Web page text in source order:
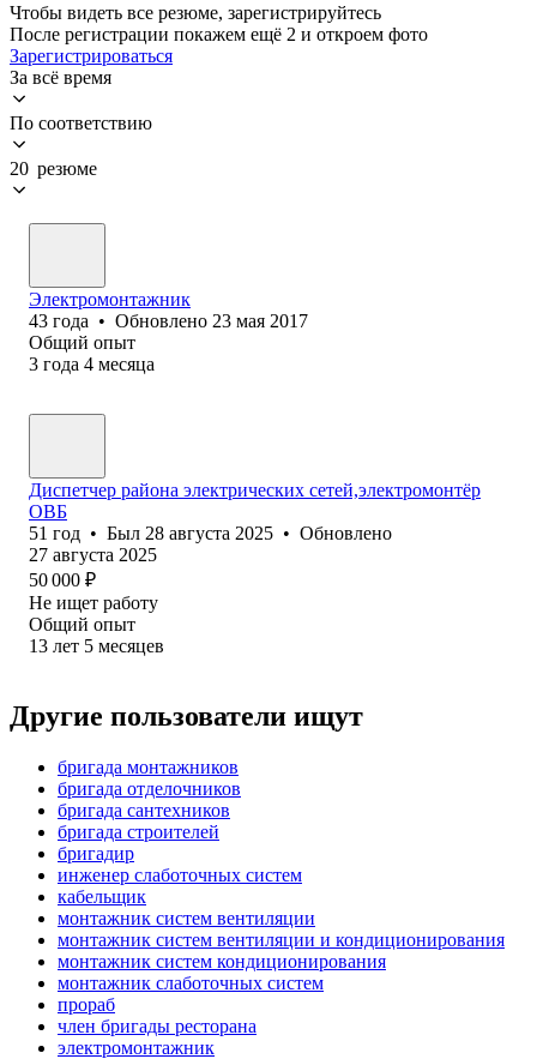
Чтобы видеть все резюме, зарегистрируйтесь
После регистрации покажем ещё 2 и откроем фото
Зарегистрироваться
За всё время
По соответствию
20 резюме
Электромонтажник
43 года • Обновлено 23 мая 2017
Общий опыт
3 года 4 месяца
Диспетчер района электрических сетей,электромонтёр
ОВБ
51 год • Был 28 августа 2025 • Обновлено
27 августа 2025
50 000 ₽
Не ищет работу
Общий опыт
13 лет 5 месяцев
Другие пользователи ищут
бригада монтажников
бригада отделочников
бригада сантехников
бригада строителей
бригадир
инженер слаботочных систем
кабельщик
монтажник систем вентиляции
монтажник систем вентиляции и кондиционирования
монтажник систем кондиционирования
монтажник слаботочных систем
прораб
член бригады ресторана
электромонтажник